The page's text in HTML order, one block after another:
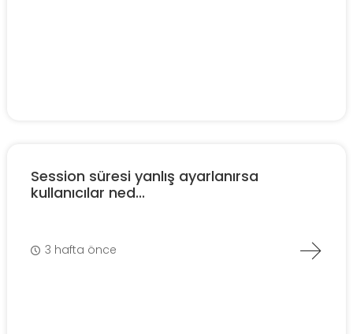
Session süresi yanlış ayarlanırsa
kullanıcılar ned...
3 hafta önce